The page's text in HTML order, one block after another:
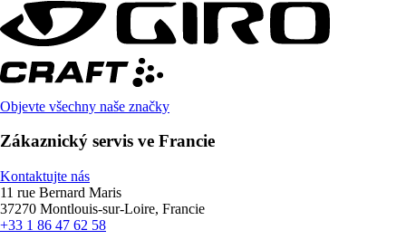
Objevte všechny naše značky
Zákaznický servis ve Francie
Kontaktujte nás
11 rue Bernard Maris
37270 Montlouis-sur-Loire, Francie
+33 1 86 47 62 58